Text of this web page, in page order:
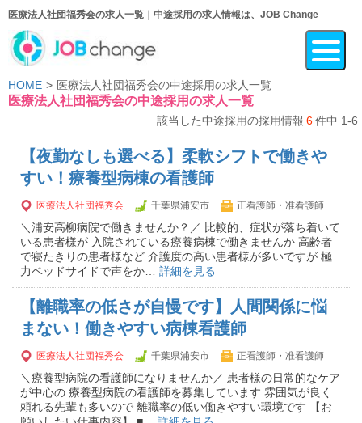
医療法人社団福秀会の求人一覧｜中途採用の求人情報は、JOB Change
HOME 医療法人社団福秀会の中途採用の求人一覧
医療法人社団福秀会の中途採用の求人一覧
該当した中途採用の採用情報 6件中 1-6
【夜勤なしも選べる】柔軟シフトで働きや
すい！療養型病棟の看護師
医療法人社団福秀会 千葉県浦安市 正看護師・准看護師
＼浦安高柳病院で働きませんか？／ 比較的、症状が落ち着いて
いる患者様が 入院されている療養病棟で働きませんか 高齢者
で寝たきりの患者様など 介護度の高い患者様が多いですが 極
力ベッドサイドで声をか… 詳細を見る
【離職率の低さが自慢です】人間関係に悩
まない！働きやすい病棟看護師
医療法人社団福秀会 千葉県浦安市 正看護師・准看護師
＼療養型病院の看護師になりませんか／ 患者様の日常的なケア
が中心の 療養型病院の看護師を募集しています 雰囲気が良く
頼れる先輩も多いので 離職率の低い働きやすい環境です 【お